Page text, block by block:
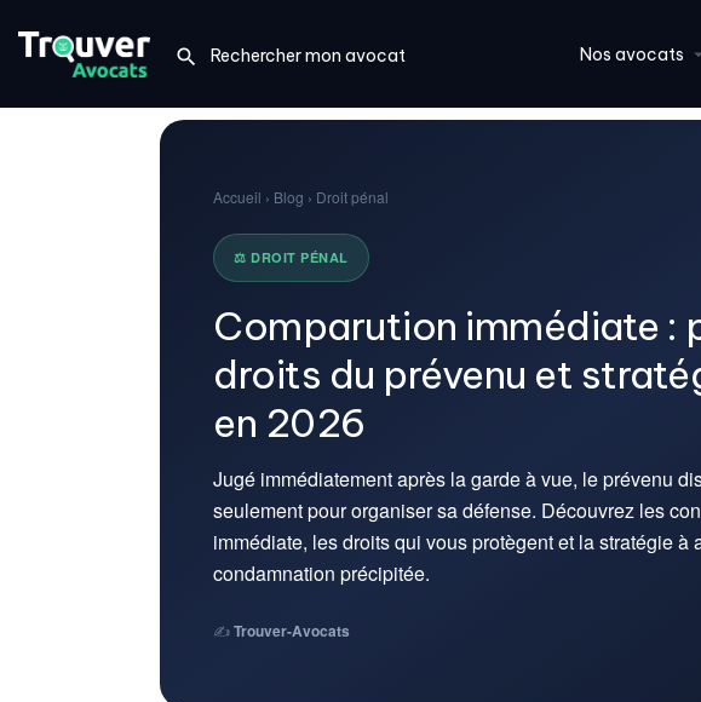
Nos avocats
Accueil › Blog › Droit pénal
⚖️ DROIT PÉNAL
Comparution immédiate :
droits du prévenu et
en 2026
Jugé immédiatement après la garde à vue, le prévenu
seulement pour organiser sa défense. Découvrez les
immédiate, les droits qui vous protègent et la stratégie à
condamnation précipitée.
✍️Trouver-Avocats